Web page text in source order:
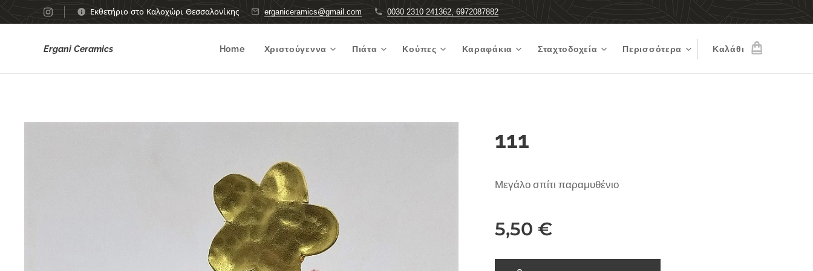
Εκθετήριο στο Καλοχώρι Θεσσαλονίκης erganiceramics@gmail.com 0030 2310 241362, 6972087882
Ergani Ceramics Home Χριστούγεννα Πιάτα Κούπες Καραφάκια Σταχτοδοχεία Περισσότερα Καλάθι
111
Μεγάλο σπίτι παραμυθένιο
5,50 €